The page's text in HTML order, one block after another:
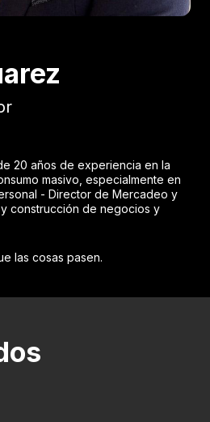
20 años de experiencia en la
masivo, especialmente en
- Director de Mercadeo y
construcción de negocios y
las cosas pasen.